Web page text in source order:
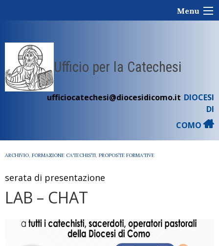
Menu
Ufficio per la Catechesi
ufficiocatechesi@diocesidicomo.it DIOCESI
DI
COMO
ARCHIVIO, FORMAZIONE CATECHISTI, PROPOSTE FORMATIVE
serata di presentazione
LAB – CHAT